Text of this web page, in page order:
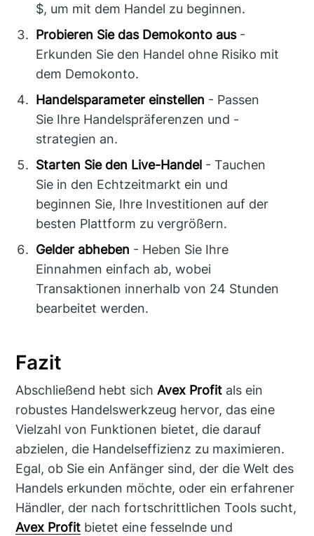
$, um mit dem Handel zu beginnen.
Probieren Sie das Demokonto aus-
Erkunden Sie den Handel ohne Risiko mit
dem Demokonto.
Handelsparameter einstellen - Passen
Sie Ihre Handelspräferenzen und -
strategien an.
Starten Sie den Live-Handel - Tauchen
Sie in den Echtzeitmarkt ein und
beginnen Sie, Ihre Investitionen auf der
besten Plattform zu vergrößern.
Gelder abheben - Heben Sie Ihre
Einnahmen einfach ab, wobei
Transaktionen innerhalb von 24 Stunden
bearbeitet werden.
Fazit
Abschließend hebt sichAvex Profit als ein
robustes Handelswerkzeug hervor, das eine
Vielzahl von Funktionen bietet, die darauf
abzielen, die Handelseffizienz zu maximieren.
Egal, ob Sie ein Anfänger sind, der die Welt des
Handels erkunden möchte, oder ein erfahrener
Händler, der nach fortschrittlichen Tools sucht,
Avex Profit bietet eine fesselnde und